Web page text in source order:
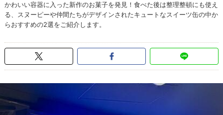
かわいい容器に入った新作のお菓子を発見！食べた後は整理整頓にも使え
る、スヌーピーや仲間たちがデザインされたキュートなスイーツ缶の中か
らおすすめの2選をご紹介します。